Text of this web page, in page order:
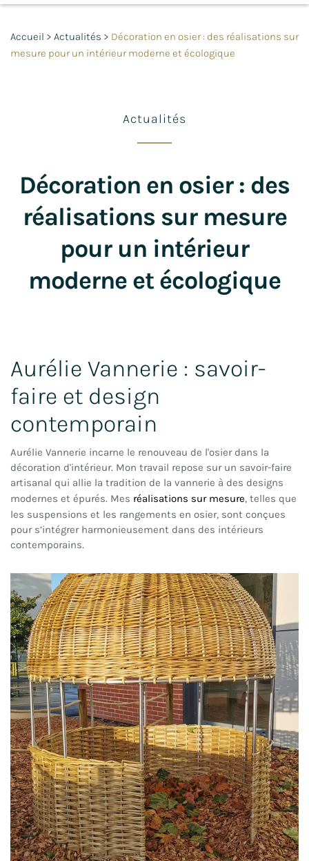
Accueil > Actualités > Décoration en osier : des réalisations sur
mesure pour un intérieur moderne et écologique
Actualités
Décoration en osier : des
réalisations sur mesure
pour un intérieur
moderne et écologique
Aurélie Vannerie : savoir-
faire et design
contemporain
Aurélie Vannerie incarne le renouveau de l'osier dans la
décoration d'intérieur. Mon travail repose sur un savoir-faire
artisanal qui allie la tradition de la vannerie à des designs
modernes et épurés. Mes réalisations sur mesure, telles que
les suspensions et les rangements en osier, sont conçues
pour s’intégrer harmonieusement dans des intérieurs
contemporains.